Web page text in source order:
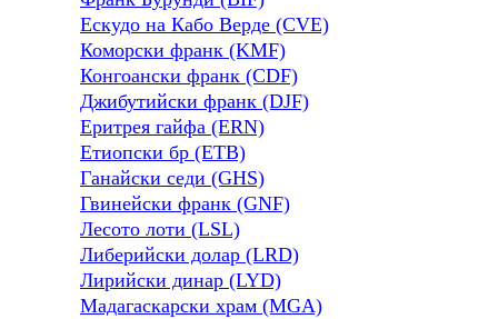
Ескудо на Кабо Верде (CVE)
Коморски франк (KMF)
Конгоански франк (CDF)
Джибутийски франк (DJF)
Еритрея гайфа (ERN)
Етиопски бр (ETB)
Ганайски седи (GHS)
Гвинейски франк (GNF)
Лесото лоти (LSL)
Либерийски долар (LRD)
Лирийски динар (LYD)
Мадагаскарски храм (MGA)